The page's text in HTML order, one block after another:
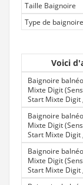
Taille Baignoire
Type de baignoire
Voici
Baignoire
Mixte Digit
Start Mixte Digit
Baignoire
Mixte Digit
Start Mixte Digit
Baignoire
Mixte Digit
Start Mixte Digit